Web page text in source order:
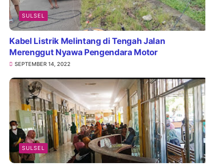
SULSEL
Kabel Listrik Melintang di Tengah Jalan
Merenggut Nyawa Pengendara Motor
SEPTEMBER 14, 2022
SULSEL